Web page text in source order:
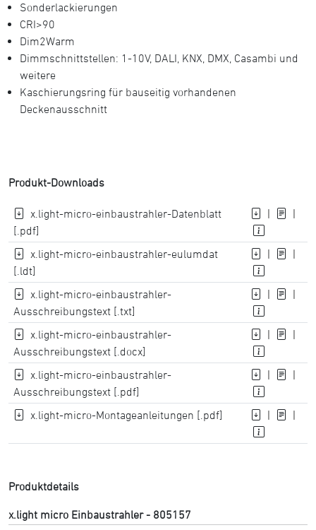
Sonderlackierungen
CRI>90
Dim2Warm
Dimmschnittstellen: 1-10V, DALI, KNX, DMX, Casambi und
weitere
Kaschierungsring für bauseitig vorhandenen
Deckenausschnitt
Produkt-Downloads
x.light-micro-einbaustrahler-Datenblatt
[.pdf]
| |
x.light-micro-einbaustrahler-eulumdat
[.ldt]
| |
x.light-micro-einbaustrahler-
Ausschreibungstext [.txt]
| |
x.light-micro-einbaustrahler-
Ausschreibungstext [.docx]
| |
x.light-micro-einbaustrahler-
Ausschreibungstext [.pdf]
| |
x.light-micro-Montageanleitungen [.pdf] | |
Produktdetails
x.light micro Einbaustrahler - 805157